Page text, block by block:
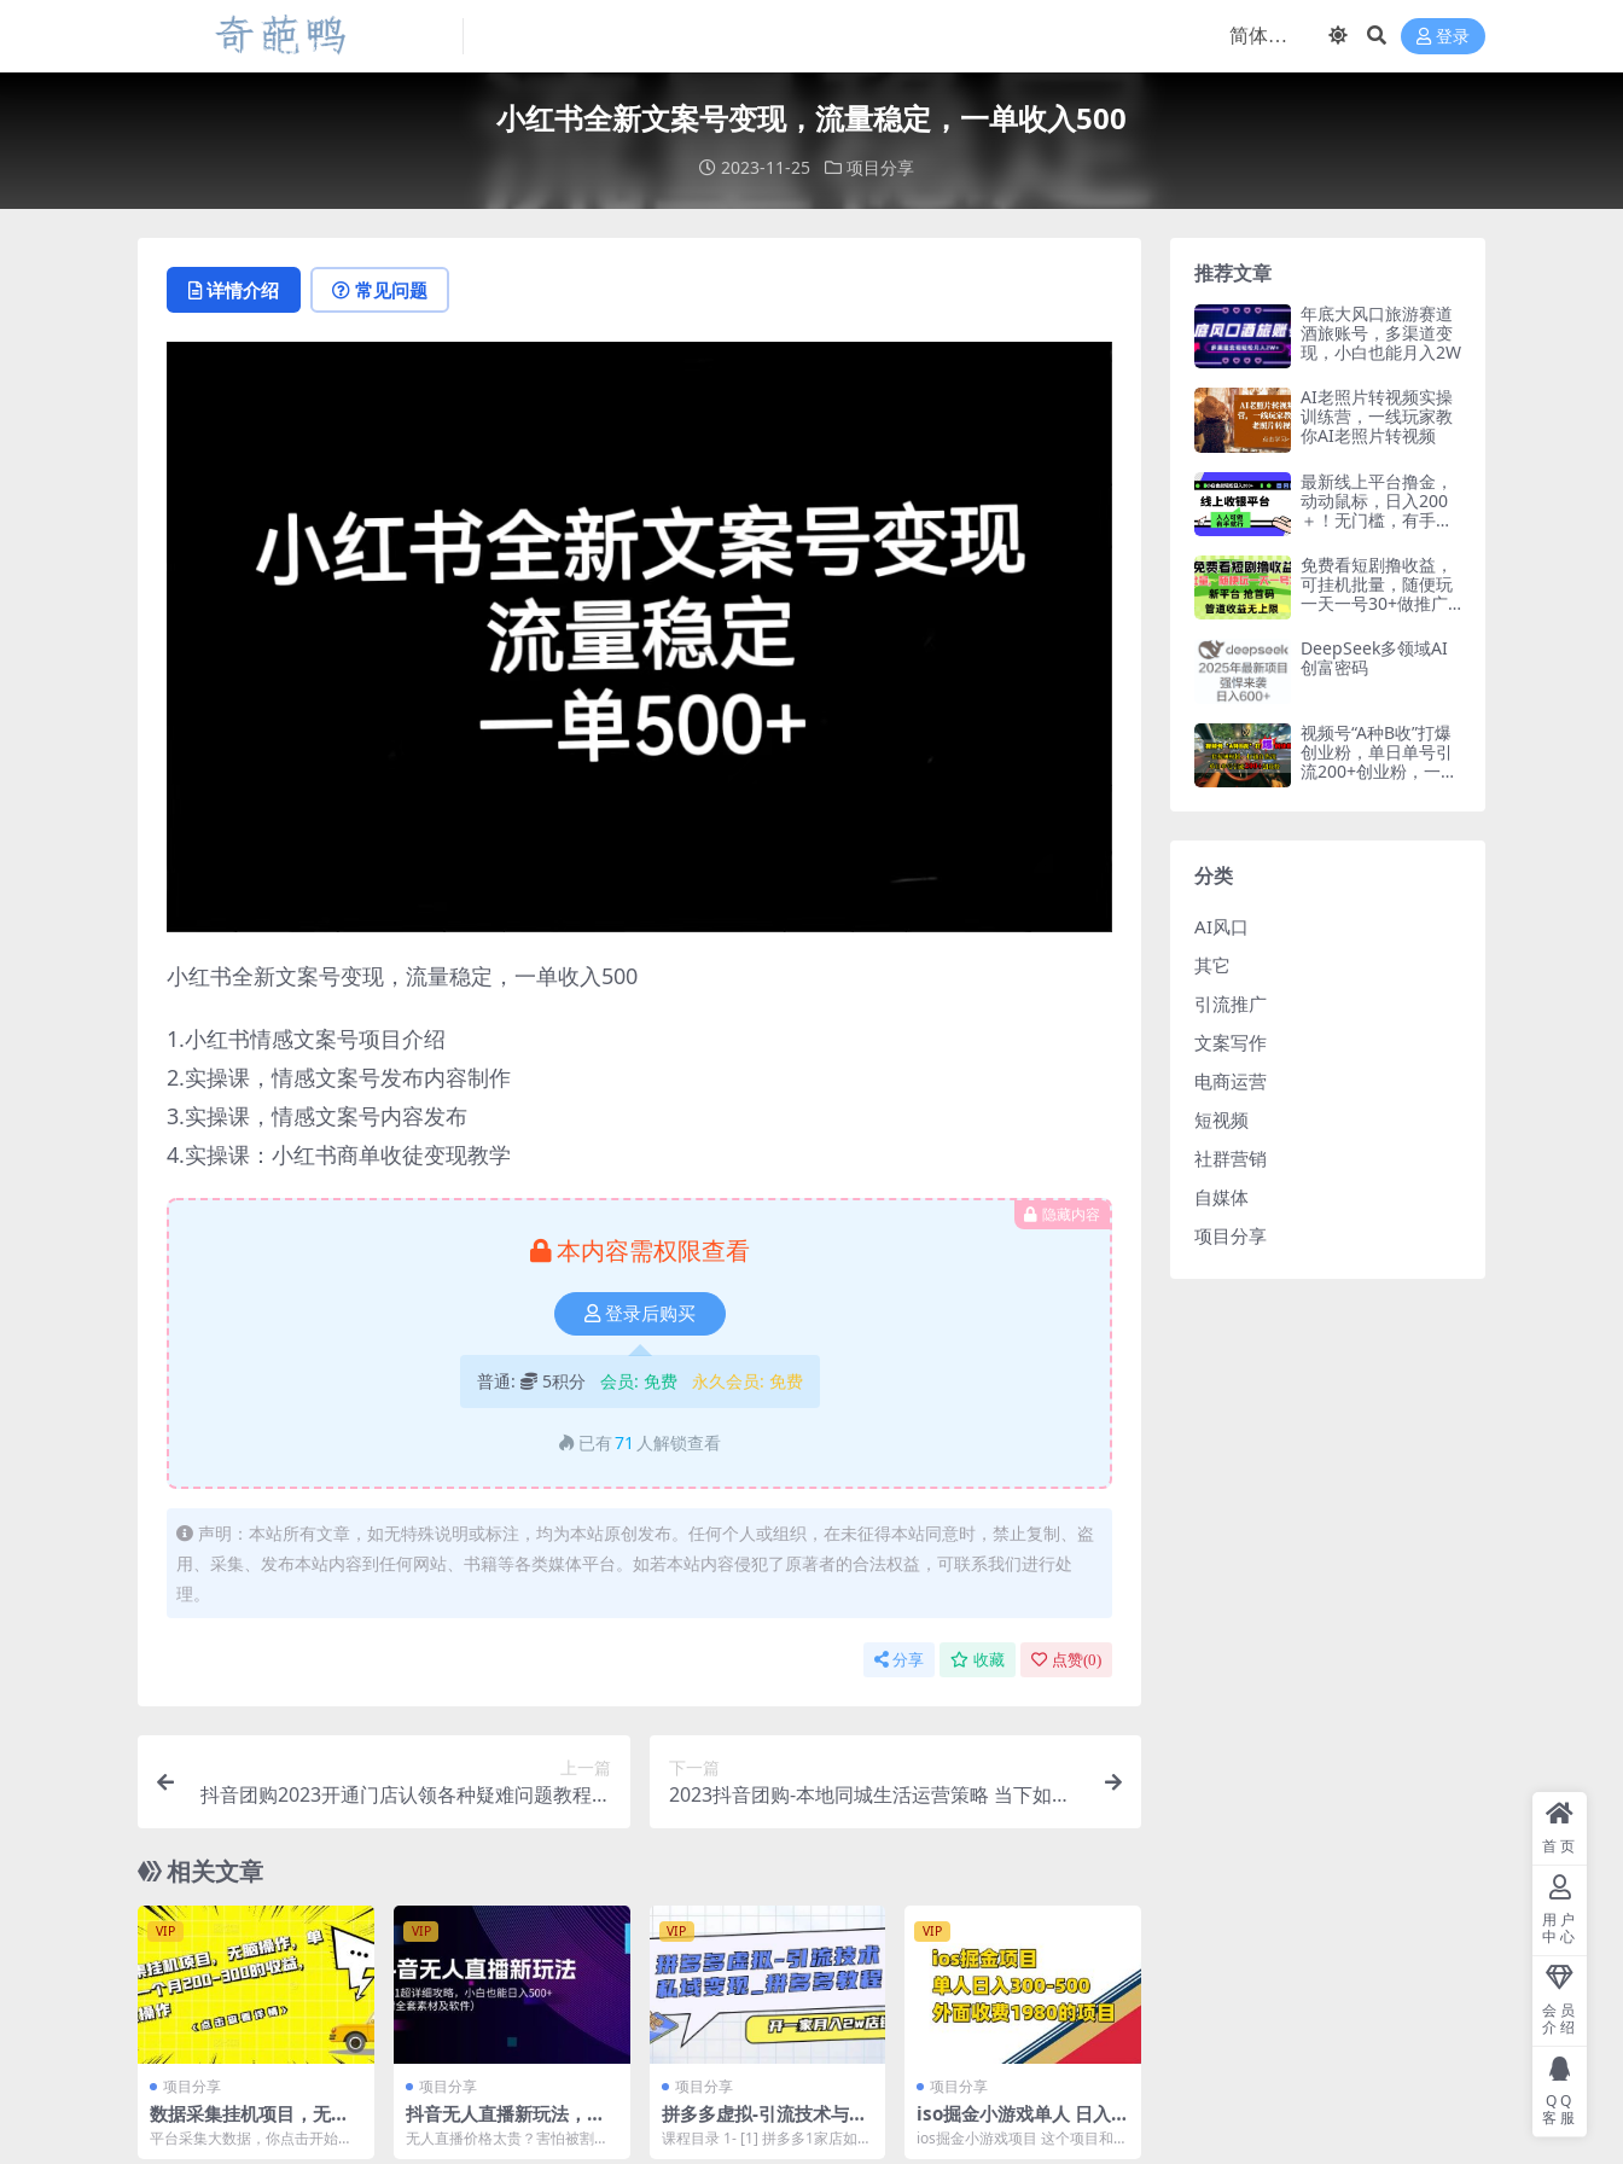
登录
小红书全新文案号变现，流量稳定，一单收入500
2023-11-25 项目分享
详情介绍 常见问题
小红书全新文案号变现，流量稳定，一单收入500
1.小红书情感文案号项目介绍
2.实操课，情感文案号发布内容制作
3.实操课，情感文案号内容发布
4.实操课：小红书商单收徒变现教学
隐藏内容
本内容需权限查看
登录后购买
普通: 5积分 会员: 免费 永久会员: 免费
已有71 人解锁查看
声明：本站所有文章，如无特殊说明或标注，均为本站原创发布。任何个人或组织，在未征得本站同意时，禁止复制、盗
用、采集、发布本站内容到任何网站、书籍等各类媒体平台。如若本站内容侵犯了原著者的合法权益，可联系我们进行处
理。
分享 收藏 点赞(0)
上一篇
抖音团购2023开通门店认领各种疑难问题教程，
下一篇
2023抖音团购-本地同城生活运营策略 当下如火
相关文章
VIP
项目分享
数据采集挂机项目，无脑
操作，单台手机一个月20
平台采集大数据，你点击开始参
VIP
项目分享
抖音无人直播新玩法，从0
-1超详细攻略，小白也能
无人直播价格太贵？害怕被割韭
VIP
项目分享
拼多多虚拟-引流技术与私
域变现_拼多多教程：开一
课程目录 1- [1] 拼多多1家店如何
VIP
项目分享
iso掘金小游戏单人 日入3
00-500外面收费1980的
ios掘金小游戏项目 这个项目和前
推荐文章
年底大风口旅游赛道
酒旅账号，多渠道变
现，小白也能月入2W
AI老照片转视频实操
训练营，一线玩家教
你AI老照片转视频
最新线上平台撸金，
动动鼠标，日入200
＋！无门槛，有手就
免费看短剧撸收益，
可挂机批量，随便玩
一天一号30+做推广
DeepSeek多领域AI
创富密码
视频号“A种B收”打爆
创业粉，单日单号引
流200+创业粉，一套
分类
AI风口
其它
引流推广
文案写作
电商运营
短视频
社群营销
自媒体
项目分享
首页
用户
中心
会员
介绍
QQ
客服